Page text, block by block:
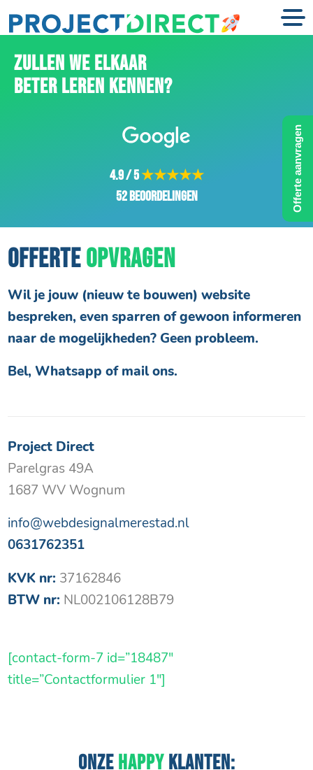
ZULLEN WE ELKAAR
BETER LEREN KENNEN?
4.9 / 5★★★★★
52 beoordelingen
OFFERTEOPVRAGEN
Wil je jouw (nieuw te bouwen) website
bespreken, even sparren of gewoon informeren
naar de mogelijkheden? Geen probleem.
Bel, Whatsapp of mail ons.
Project Direct
Parelgras 49A
1687 WV Wognum
info@webdesignalmerestad.nl
0631762351
KVK nr: 37162846
BTW nr: NL002106128B79
[contact-form-7 id=”18487″
title=”Contactformulier 1″]
ONZEHAPPYKLANTEN:
Offerte aanvragen